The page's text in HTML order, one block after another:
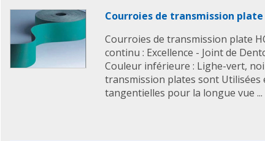
polyurethanecourroie elastique polyurethane
Courroies de transmission plate
Courroies de transmission plate
continu : Excellence - Joint de
Couleur inférieure : Lighe-vert,
transmission plates sont Utilisées
tangentielles pour la longue vue ...